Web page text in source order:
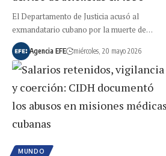
El Departamento de Justicia acusó al
exmandatario cubano por la muerte de…
Agencia EFE miércoles, 20 mayo 2026
MUNDO